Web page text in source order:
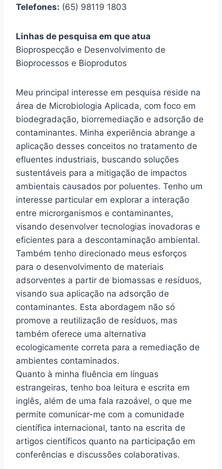
Telefones: (65) 98119 1803
Linhas de pesquisa em que atua
Bioprospecção e Desenvolvimento de
Bioprocessos e Bioprodutos
Meu principal interesse em pesquisa reside na
área de Microbiologia Aplicada, com foco em
biodegradação, biorremediação e adsorção de
contaminantes. Minha experiência abrange a
aplicação desses conceitos no tratamento de
efluentes industriais, buscando soluções
sustentáveis para a mitigação de impactos
ambientais causados por poluentes. Tenho um
interesse particular em explorar a interação
entre microrganismos e contaminantes,
visando desenvolver tecnologias inovadoras e
eficientes para a descontaminação ambiental.
Também tenho direcionado meus esforços
para o desenvolvimento de materiais
adsorventes a partir de biomassas e resíduos,
visando sua aplicação na adsorção de
contaminantes. Esta abordagem não só
promove a reutilização de resíduos, mas
também oferece uma alternativa
ecologicamente correta para a remediação de
ambientes contaminados.
Quanto à minha fluência em línguas
estrangeiras, tenho boa leitura e escrita em
inglês, além de uma fala razoável, o que me
permite comunicar-me com a comunidade
científica internacional, tanto na escrita de
artigos científicos quanto na participação em
conferências e discussões colaborativas.